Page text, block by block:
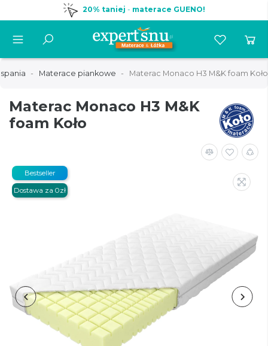
20% taniej - materace GUENO!
Materace piankowe Materac Monaco H3 M&K foam Koło
Materac Monaco H3 M&K
foam Koło
Bestseller
Dostawa za 0zł